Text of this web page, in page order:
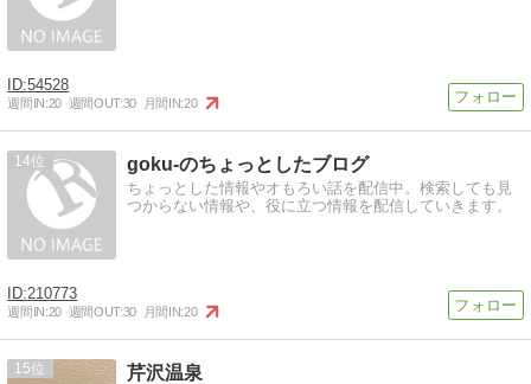
54528
週間IN:20 週間OUT:30 月間IN:20
14 goku-のちょっとしたブログ
ちょっとした情報やオもろい話を配信中。検索しても見
つからない情報や、役に立つ情報を配信していきます。
210773
週間IN:20 週間OUT:30 月間IN:20
15 芹沢温泉